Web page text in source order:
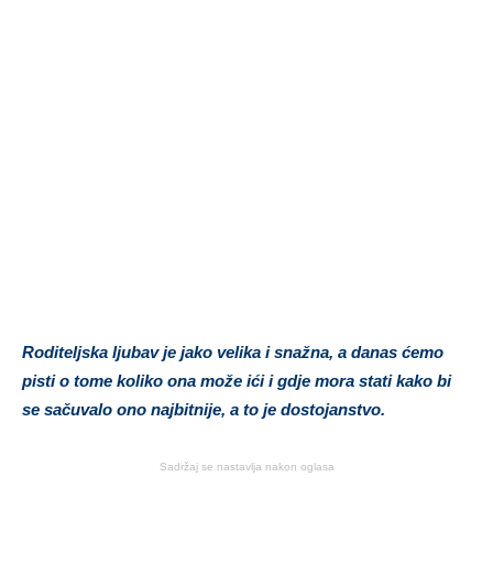
Roditeljska ljubav je jako velika i snažna, a danas ćemo
pisti o tome koliko ona može ići i gdje mora stati kako bi
se sačuvalo ono najbitnije, a to je dostojanstvo.
Sadržaj se nastavlja nakon oglasa